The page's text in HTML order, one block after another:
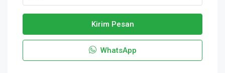
Kirim Pesan
WhatsApp